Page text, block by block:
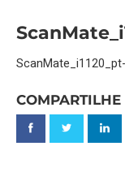
COMPARTILHE